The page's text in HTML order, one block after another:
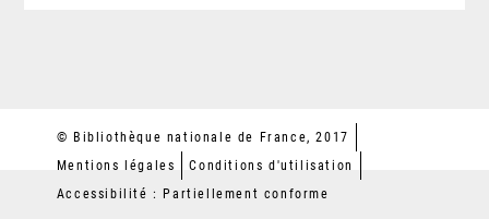
© Bibliothèque nationale de France, 2017
Mentions légales
Conditions d'utilisation
Accessibilité : Partiellement conforme